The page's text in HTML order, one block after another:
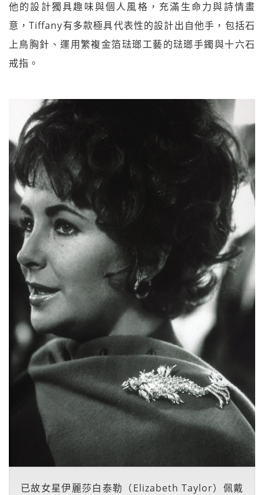
他的設計獨具趣味與個人風格，充滿生命力與詩情畫
意，Tiffany有多款極具代表性的設計出自他手，包括石
上鳥胸針、運用繁複金箔琺瑯工藝的琺瑯手鐲與十六石
戒指。
已故女星伊麗莎白泰勒（Elizabeth Taylor）佩戴